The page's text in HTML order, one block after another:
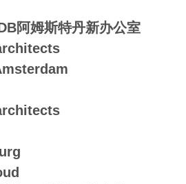
阿姆斯特丹新办公室